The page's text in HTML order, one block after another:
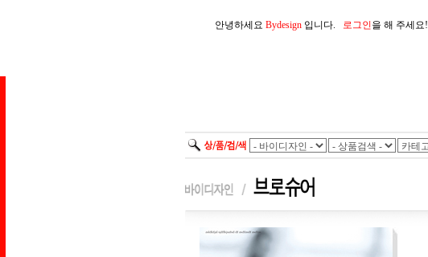
안녕하세요 Bydesign 입니다. 로그인을 해 주세요!